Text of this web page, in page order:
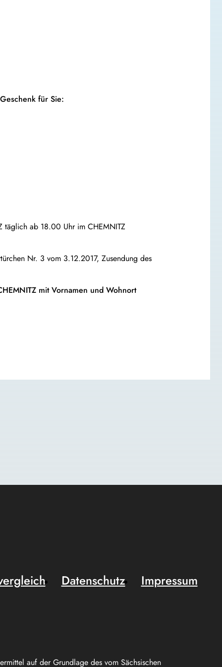
für Sie:
täglich ab 18.00 Uhr im CHEMNITZ
Nr. 3 vom 3.12.2017, Zusendung des
mit Vornamen und Wohnort
auf der Grundlage des vom Sächsischen
Datenschutz
Impressum